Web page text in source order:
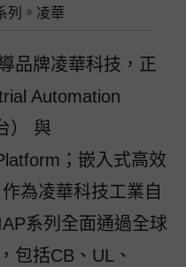
列。凌華
品牌凌華科技，正
Automation
） 與
；嵌入式高效
為凌華科技工業自
系列全面通過全球
包括CB、UL、